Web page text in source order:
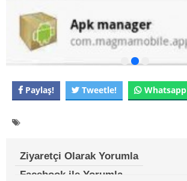
Paylaş! Tweetle! Whatsapp
Ziyaretçi Olarak Yorumla
Facebook ile Yorumla